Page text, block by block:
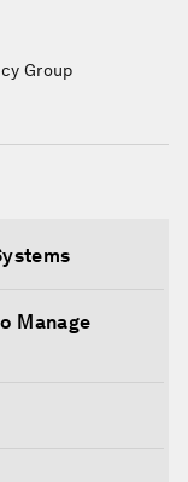
Group
Manage